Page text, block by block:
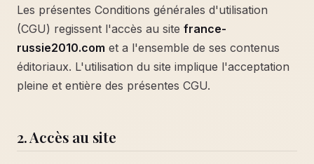
Les présentes Conditions générales d'utilisation
(CGU) regissent l'accès au site france-
russie2010.com et a l'ensemble de ses contenus
éditoriaux. L'utilisation du site implique l'acceptation
pleine et entière des présentes CGU.
2. Accès au site